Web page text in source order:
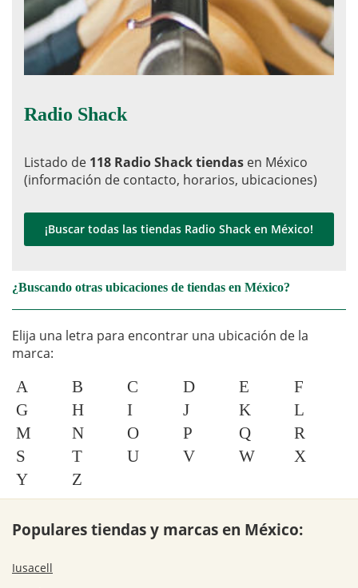
Radio Shack
Listado de 118 Radio Shack tiendas en México
(información de contacto, horarios, ubicaciones)
¡Buscar todas las tiendas Radio Shack en México!
¿Buscando otras ubicaciones de tiendas en México?
Elija una letra para encontrar una ubicación de la
marca:
A B C D E
F
G
H I J K
L
M
N O P Q
R
S
T U V W
X
Y
Z
Populares tiendas y marcas en México:
Iusacell